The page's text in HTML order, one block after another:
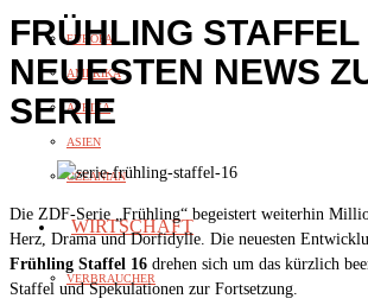
EUROPA
AMERIKA
AFRIKA
ASIEN
OZEANIAN
WIRTSCHAFT
VERBRAUCHER
FRÜHLING
NEUESTEN NEWS
SERIE
Die ZDF-Serie „Frühling“ begeistert weiterhin
Herz, Drama und Dorfidylle. Die neuesten
Frühling Staffel 16 drehen sich um das kürzlich
Staffel und Spekulationen zur Fortsetzung.